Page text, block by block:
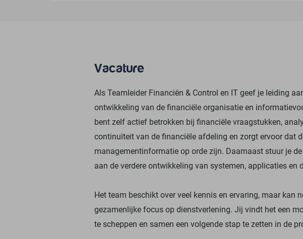
Vacature
Als Teamleider Financiën & Control en IT geef je leiding
ontwikkeling van de financiële organisatie en
bent zelf actief betrokken bij financiële vraagstukken,
continuïteit van de financiële afdeling en zorgt ervoor dat
managementinformatie op orde zijn. Daarnaast stuur je
aan de verdere ontwikkeling van systemen, applicaties
Het team beschikt over veel kennis en ervaring, maar kan
gezamenlijke focus op dienstverlening. Jij vindt het een
te scheppen en samen een volgende stap te zetten in de